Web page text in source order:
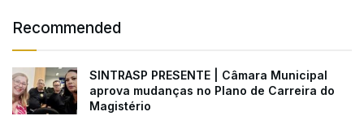
Recommended
SINTRASP PRESENTE | Câmara Municipal
aprova mudanças no Plano de Carreira do
Magistério